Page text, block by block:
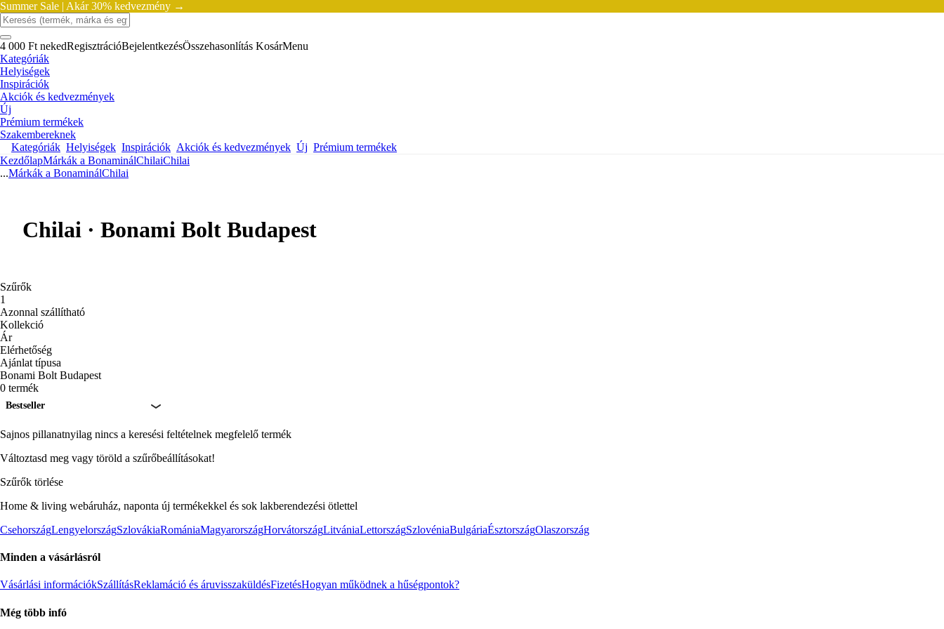
Summer Sale | Akár 30% kedvezmény →
4 000 Ft nekedRegisztrációBejelentkezésÖsszehasonlítás KosárMenu
Kategóriák
Helyiségek
Inspirációk
Akciók és kedvezmények
Új
Prémium termékek
Szakembereknek
Kategóriák Helyiségek Inspirációk Akciók és kedvezmények Új Prémium termékek
KezdőlapMárkák a BonaminálChilaiChilai
...Márkák a BonaminálChilai
Chilai · Bonami Bolt Budapest
Szűrők
1
Azonnal szállítható
Kollekció
Ár
Elérhetőség
Ajánlat típusa
Bonami Bolt Budapest
0 termék
Bestseller
Sajnos pillanatnyilag nincs a keresési feltételnek megfelelő termék
Változtasd meg vagy töröld a szűrőbeállításokat!
Szűrők törlése
Home & living webáruház, naponta új termékekkel és sok lakberendezési ötlettel
CsehországLengyelországSzlovákiaRomániaMagyarországHorvátországLitvániaLettországSzlovéniaBulgáriaÉsztországOlaszország
Minden a vásárlásról
Vásárlási információkSzállításReklamáció és áruvisszaküldésFizetésHogyan működnek a hűségpontok?
Még több infó